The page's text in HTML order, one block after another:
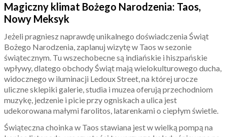
Magiczny klimat Bożego Narodzenia: Taos,
Nowy Meksyk
Jeżeli pragniesz naprawdę unikalnego doświadczenia Świąt
Bożego Narodzenia, zaplanuj wizytę w Taos w sezonie
świątecznym. Tu wszechobecne są indiańskie i hiszpańskie
wpływy, dlatego obchody Świąt mają wielokulturowego ducha,
widocznego w iluminacji Ledoux Street, na której urocze
uliczne sklepiki galerie, studia i muzea oferują przechodniom
muzykę, jedzenie i picie przy ogniskach a ulica jest
udekorowana małymi farolitos, latarenkami o ciepłym świetle.
Świąteczna choinka w Taos stawiana jest w wielką pompą na